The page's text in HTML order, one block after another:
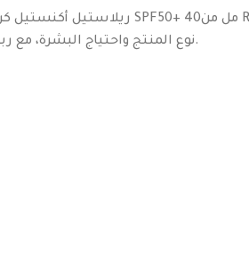
نوع المنتج واحتياج البشرة، مع ربطه بالتصنيف الصحيح بدل فوضى التصنيفات التي يبدو أن البشر اخترعوها لاختبار صبرنا.